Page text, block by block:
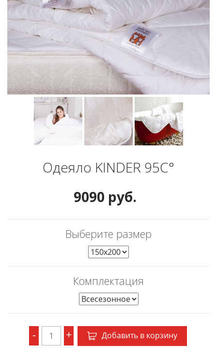
Одеяло KINDER 95C°
9090 руб.
Выберите размер
Комплектация
- + Добавить в корзину